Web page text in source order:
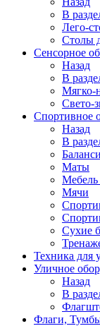
В
Лего-
Столы
Сенсорное
Назад
В
Мягко-
Свето-
Спортивное
Назад
В
Маты
Мебель
Мячи
Сухие
Техника для
Уличное
Назад
В
Флаги,